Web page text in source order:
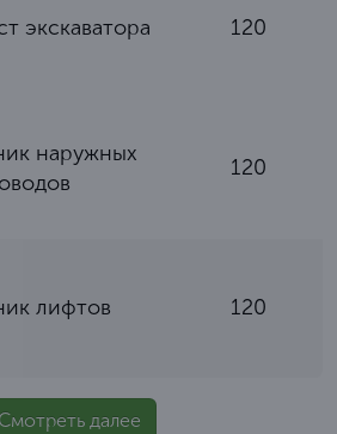
экскаватора 120
наружных
120
лифтов 120
Смотреть далее